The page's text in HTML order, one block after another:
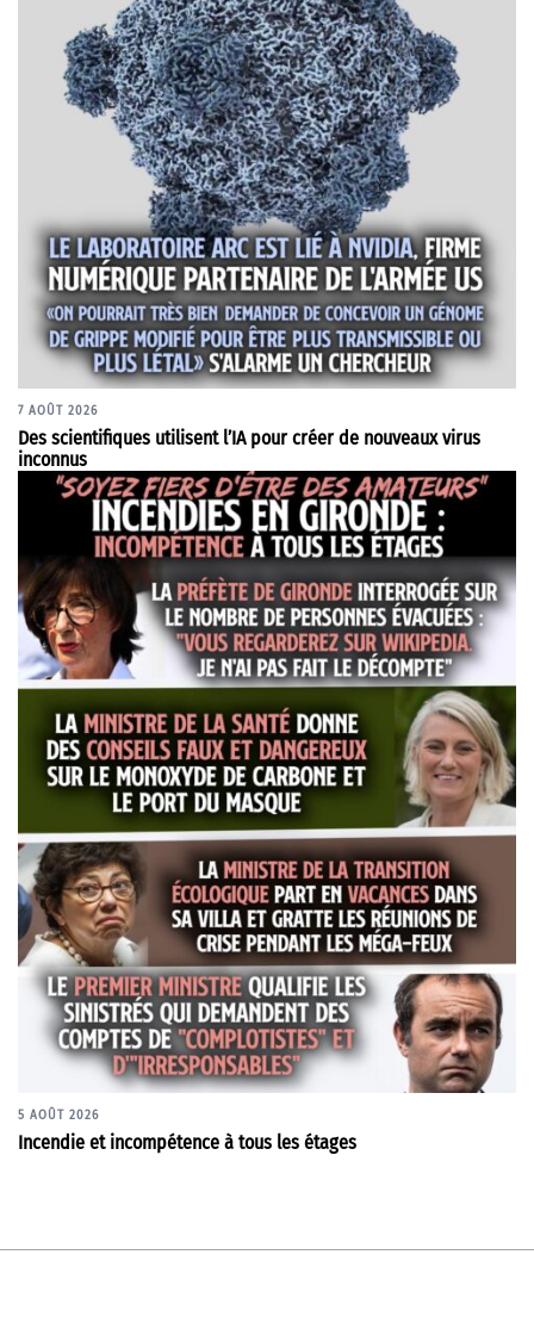
7 AOÛT 2026
Des scientifiques utilisent l’IA pour créer de nouveaux virus
inconnus
5 AOÛT 2026
Incendie et incompétence à tous les étages